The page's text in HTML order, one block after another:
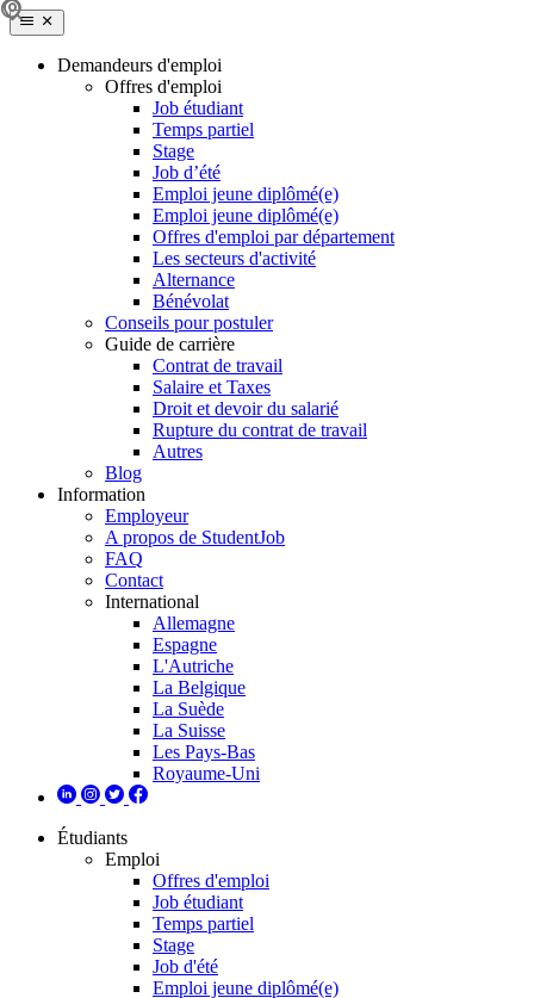
Demandeurs d'emploi
Offres d'emploi
Job étudiant
Temps partiel
Stage
Job d’été
Emploi jeune diplômé(e)
Emploi jeune diplômé(e)
Offres d'emploi par département
Les secteurs d'activité
Alternance
Bénévolat
Conseils pour postuler
Guide de carrière
Contrat de travail
Salaire et Taxes
Droit et devoir du salarié
Rupture du contrat de travail
Autres
Blog
Information
Employeur
A propos de StudentJob
FAQ
Contact
International
Allemagne
Espagne
L'Autriche
La Belgique
La Suède
La Suisse
Les Pays-Bas
Royaume-Uni
Étudiants
Emploi
Offres d'emploi
Job étudiant
Temps partiel
Stage
Job d'été
Emploi jeune diplômé(e)